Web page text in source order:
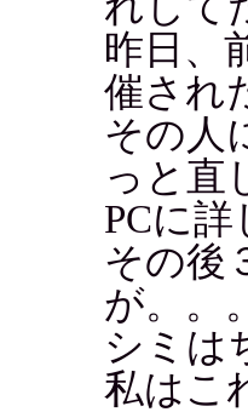
昨日、
催され
その人
っと直
PCに
その後
が。。。
シミは
私はこ